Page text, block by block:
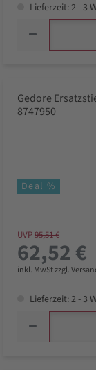
Lieferzeit: 2 - 3
Gedore
8747950
Deal %
UVP95,51 €
62,52 €
inkl. MwSt zzgl.
Lieferzeit: 2 - 3